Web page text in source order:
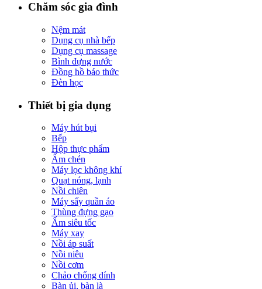
Chăm sóc gia đình
Nệm mát
Dụng cụ nhà bếp
Dụng cụ massage
Bình đựng nước
Đồng hồ báo thức
Đèn học
Thiết bị gia dụng
Máy hút bụi
Bếp
Hộp thực phẩm
Ấm chén
Máy lọc không khí
Quạt nóng, lạnh
Nồi chiên
Máy sấy quần áo
Thùng đựng gạo
Ấm siêu tốc
Máy xay
Nồi áp suất
Nồi niêu
Nồi cơm
Chảo chống dính
Bàn ủi, bàn là